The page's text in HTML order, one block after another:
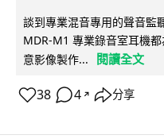
談到專業混音專用的聲音監
MDR-M1 專業錄音室耳機
意影像製作...
閱讀全文
38 4 ↗ 分享